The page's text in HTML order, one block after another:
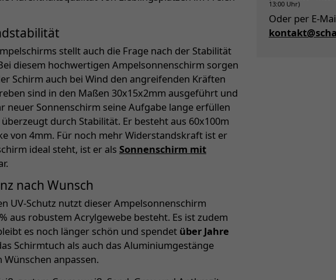
stellt auch die Frage nach der Stabilität
diesem hochwertigen Ampelsonnenschirm sorgen
Schirm auch bei Wind den angreifenden Kräften
sind in den Maßen 30x15x2mm ausgeführt und
neuer Sonnenschirm seine Aufgabe lange erfüllen
durch Stabilität. Er besteht aus 60x100m
von 4mm. Für noch mehr Widerstandskraft ist er
ideal steht, ist er als Sonnenschirm mit
nach Wunsch
UV-Schutz nutzt dieser Ampelsonnenschirm
aus robustem Acrylgewebe besteht. Es ist zudem
es noch länger schön und spendet über Jahre
Schirmtuch als auch das Aluminiumgestänge
anpassen.
13:00 Uhr)
Oder per E-